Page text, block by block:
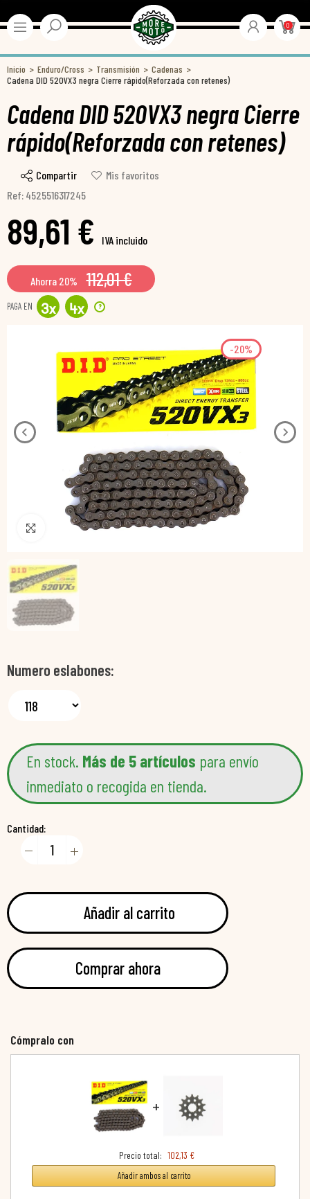
0
Inicio Enduro/Cross Transmisión
Cadenas
Cadena DID 520VX3 negra Cierre rápido(Reforzada con retenes)
Cadena DID 520VX3 negra Cierre
rápido(Reforzada con retenes)
Compartir
Mis favoritos
Ref: 4525516317245
89,61 € IVA incluido
Ahorra 20% 112,01 €
PAGA EN 3x 4x ?
-20%
Pincha para agrandar
Numero eslabones
En stock. Más de 5 artículos para envío
inmediato o recogida en tienda.
Cantidad:
Añadir al carrito
Comprar ahora
Cómpralo con
+
Precio total: 102,13 €
Añadir ambos al carrito